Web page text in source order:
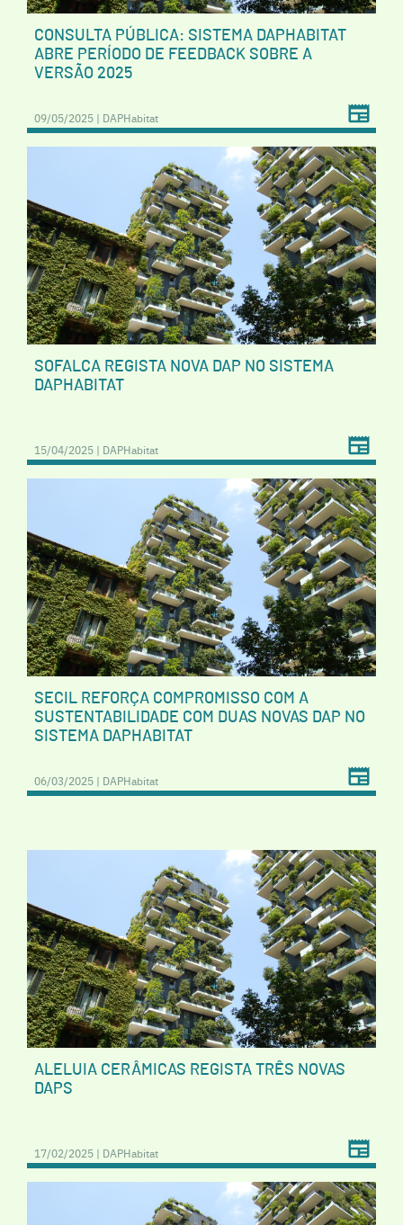
CONSULTA PÚBLICA: SISTEMA DAPHABITAT
ABRE PERÍODO DE FEEDBACK SOBRE A
VERSÃO 2025
09/05/2025 | DAPHabitat
SOFALCA REGISTA NOVA DAP NO SISTEMA
DAPHABITAT
15/04/2025 | DAPHabitat
SECIL REFORÇA COMPROMISSO COM A
SUSTENTABILIDADE COM DUAS NOVAS DAP NO
SISTEMA DAPHABITAT
06/03/2025 | DAPHabitat
ALELUIA CERÂMICAS REGISTA TRÊS NOVAS
DAPS
17/02/2025 | DAPHabitat